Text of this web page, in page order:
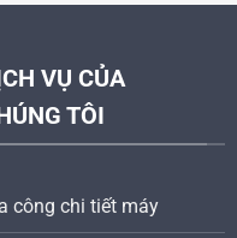
VỤ CỦA
TÔI
công chi tiết máy